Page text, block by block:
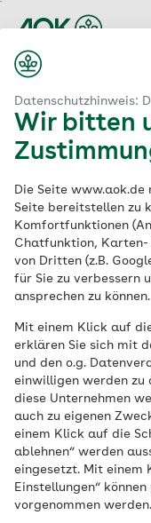
Datenschutzhinweis:
Wir bitten
Die Seite
Seite bereitstellen zu
Komfortfunktionen
Chatfunktion, Karten-
von Dritten (z.B.
für Sie zu verbessern
ansprechen zu können.
Mit einem Klick auf
erklären Sie sich mit
und den o.g.
einwilligen werden zu
diese Unternehmen
auch zu eigenen
einem Klick auf die
ablehnen“ werden
eingesetzt. Mit einem
Einstellungen“
vorgenommen werden.
Hauptinhalt
springen
The following
of your data
thereto.